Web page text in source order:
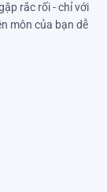
rắc rối - chỉ với
môn của bạn dễ